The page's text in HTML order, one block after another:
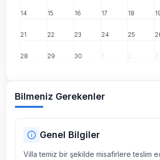
14 15 16 17 18
21 22 23 24 25
28 29 30 1 2 3
Bilmeniz Gerekenler
Genel Bilgiler
Villa temiz bir şekilde misafirlere teslim